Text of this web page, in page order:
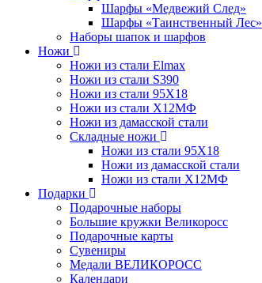
Шарфы «Медвежий След»
Шарфы «Таинственный Лес»
Наборы шапок и шарфов
Ножи
Ножи из стали Elmax
Ножи из стали S390
Ножи из стали 95X18
Ножи из стали Х12МФ
Ножи из дамасской стали
Складные ножи
Ножи из стали 95X18
Ножи из дамасской стали
Ножи из стали Х12МФ
Подарки
Подарочные наборы
Большие кружки Великоросс
Подарочные карты
Сувениры
Медали ВЕЛИКОРОСС
Календари